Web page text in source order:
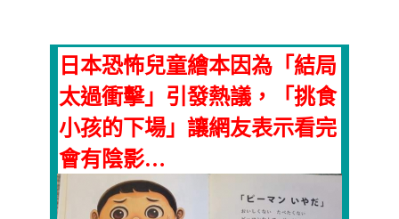
日本恐怖兒童繪本因為「結局
太過衝擊」引發熱議，「挑食
小孩的下場」讓網友表示看完
會有陰影…